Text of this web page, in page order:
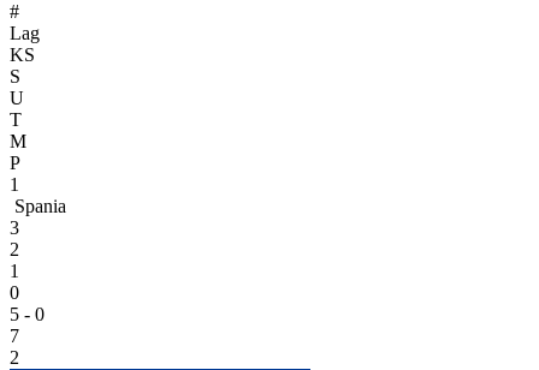
#
Lag
KS
S
U
T
M
P
1
Spania
3
2
1
0
5 - 0
7
2